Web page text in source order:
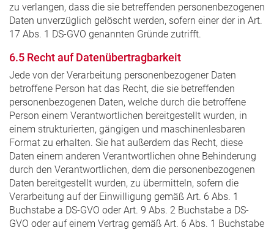
zu verlangen, dass die sie betreffenden personenbezogenen
Daten unverzüglich gelöscht werden, sofern einer der in Art.
17 Abs. 1 DS-GVO genannten Gründe zutrifft.
6.5 Recht auf Datenübertragbarkeit
Jede von der Verarbeitung personenbezogener Daten
betroffene Person hat das Recht, die sie betreffenden
personenbezogenen Daten, welche durch die betroffene
Person einem Verantwortlichen bereitgestellt wurden, in
einem strukturierten, gängigen und maschinenlesbaren
Format zu erhalten. Sie hat außerdem das Recht, diese
Daten einem anderen Verantwortlichen ohne Behinderung
durch den Verantwortlichen, dem die personenbezogenen
Daten bereitgestellt wurden, zu übermitteln, sofern die
Verarbeitung auf der Einwilligung gemäß Art. 6 Abs. 1
Buchstabe a DS-GVO oder Art. 9 Abs. 2 Buchstabe a DS-
GVO oder auf einem Vertrag gemäß Art. 6 Abs. 1 Buchstabe